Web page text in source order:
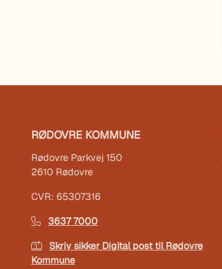
RØDOVRE KOMMUNE
Rødovre Parkvej 150
2610 Rødovre
CVR: 65307316
3637 7000
Skriv sikker Digital post til Rødovre
Kommune